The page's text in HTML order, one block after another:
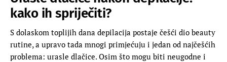
kako ih spriječiti?
S dolaskom toplijih dana depilacija postaje češći dio beauty
rutine, a upravo tada mnogi primjećuju i jedan od najčešćih
problema: urasle dlačice. Osim što mogu biti neugodne i